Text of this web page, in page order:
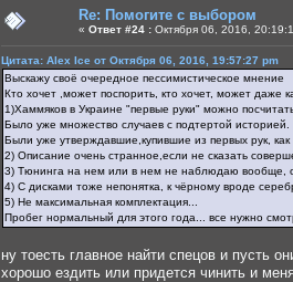
Re: Помогите с выбором
« Ответ #24 : Октября 06, 2016,
Цитата: Alex Ice от Октября 06, 2016, 19:57:27 pm
Выскажу своё очередное пессимистическое мнение
Кто хочет ,может поспорить, кто хочет, может даже
1)Хаммяков в Украине "первые руки" можно
Было уже множество случаев с подтертой историей.
Были уже утверждавшие,купившие из первых рук,
2) Описание очень странное,если не сказать
3) Тюнинга на нем или в нем не наблюдаю вообще,
4) С дисками тоже непонятка, к чёрному вроде
5) Не максимальная комплектация...
Пробег нормальный для этого года... все нужно
ну тоесть главное найти спецов и пусть
хорошо ездить или придется чинить и